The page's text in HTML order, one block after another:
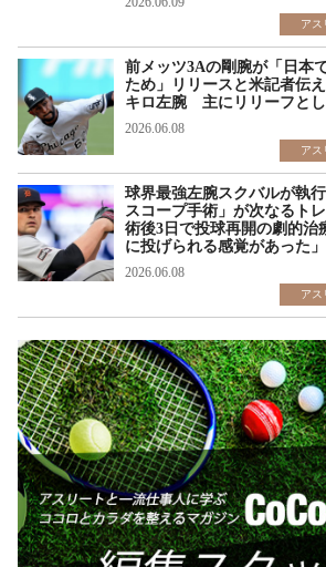
アス
前メッツ3Aの剛腕が「日本
ため」リリースと米記者伝
キロ左腕 主にリリーフと
2026.06.08
アス
球界最強左腕スクバルが執
スコープ手術」が次なるト
術後3日で投球再開の劇的治
に投げられる感覚があった」
2026.06.08
アス